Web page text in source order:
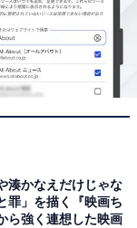
湊かなえだけじゃな
罪」を描く『映画ち
ら強く連想した映画